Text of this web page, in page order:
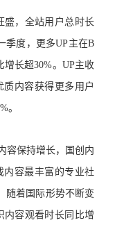
盛，全站用户总时长
季度，更多UP主在B
长超30%。UP主收
质内容获得更多用户
。
容保持增长，国创内
内容最丰富的专业社
随着国际形势不断变
内容观看时长同比增